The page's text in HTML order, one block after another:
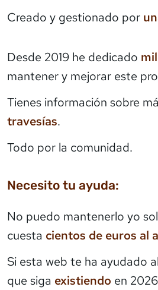
Creado y gestionado por
Desde 2019 he dedicado
mantener y mejorar este
Tienes información sobre
travesías.
Todo por la comunidad.
Necesito tu ayuda:
No puedo mantenerlo yo
cuesta cientos de euros al
Si esta web te ha ayudado
que siga existiendo en